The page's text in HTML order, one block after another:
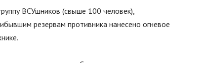
ВСУшников (свыше 100 человек),
резервам противника нанесено огневое